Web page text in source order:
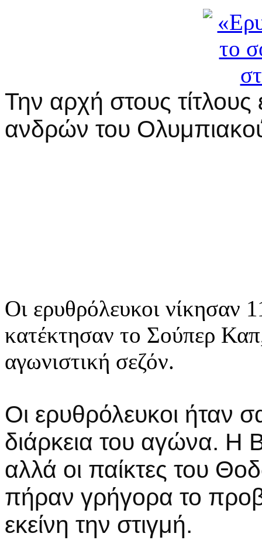
Την αρχή στους
ανδρών του
Οι ερυθρόλευκοι νίκησαν
κατέκτησαν το Σούπερ
αγωνιστική σεζόν.
Οι ερυθρόλευκοι ήταν
διάρκεια του αγώνα. Η
αλλά οι παίκτες του
πήραν γρήγορα το
εκείνη την στιγμή.